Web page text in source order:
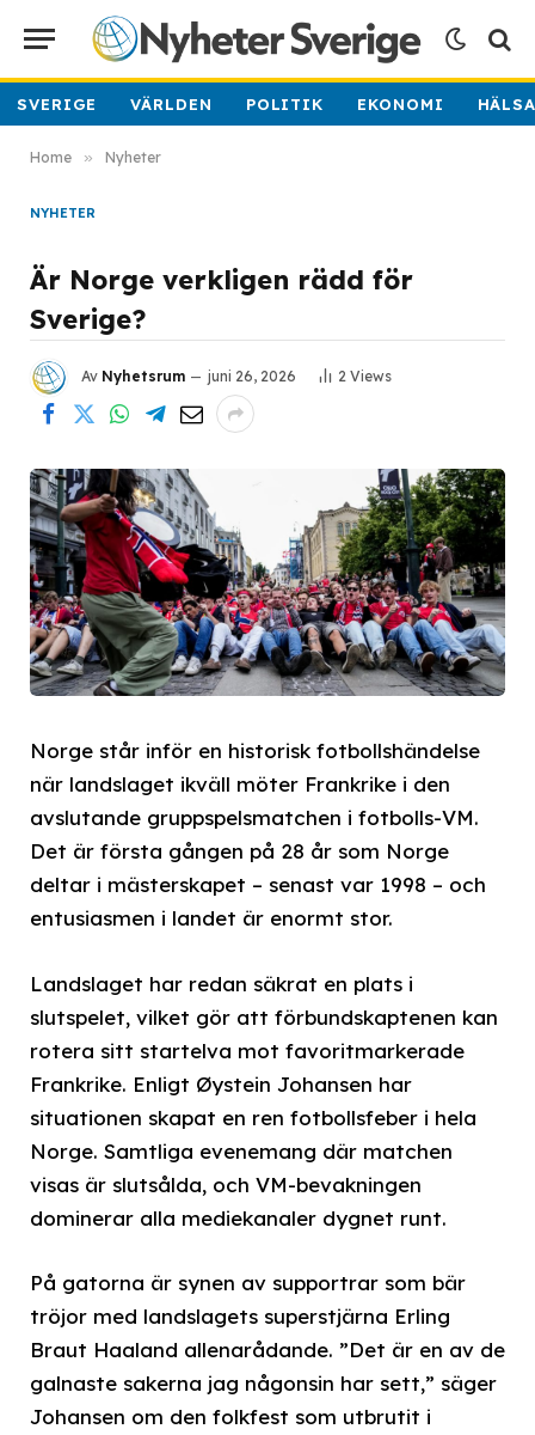
SVERIGE VÄRLDEN POLITIK EKONOMI
Home » Nyheter
NYHETER
Är Norge verkligen rädd för
Sverige?
Av Nyhetsrum juni 26, 2026 2 Views
Norge står inför en historisk fotbollshändelse
när landslaget ikväll möter Frankrike i den
avslutande gruppspelsmatchen i fotbolls-VM.
Det är första gången på 28 år som Norge
deltar i mästerskapet – senast var 1998 – och
entusiasmen i landet är enormt stor.
Landslaget har redan säkrat en plats i
slutspelet, vilket gör att förbundskaptenen kan
rotera sitt startelva mot favoritmarkerade
Frankrike. Enligt Øystein Johansen har
situationen skapat en ren fotbollsfeber i hela
Norge. Samtliga evenemang där matchen
visas är slutsålda, och VM-bevakningen
dominerar alla mediekanaler dygnet runt.
På gatorna är synen av supportrar som bär
tröjor med landslagets superstjärna Erling
Braut Haaland allenarådande. ”Det är en av de
galnaste sakerna jag någonsin har sett,” säger
Johansen om den folkfest som utbrutit i